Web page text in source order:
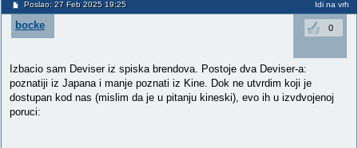
Poslao: 27 Feb 2025 19:25 Idi na vrh
bocke 0
Izbacio sam Deviser iz spiska brendova. Postoje dva Deviser-a:
poznatiji iz Japana i manje poznati iz Kine. Dok ne utvrdim koji je
dostupan kod nas (mislim da je u pitanju kineski), evo ih u izvdvojenoj
poruci: